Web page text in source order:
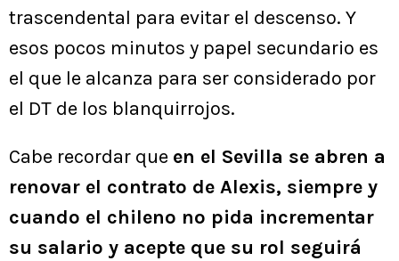
trascendental para evitar el descenso. Y
esos pocos minutos y papel secundario es
el que le alcanza para ser considerado por
el DT de los blanquirrojos.
Cabe recordar que en el Sevilla se abren a
renovar el contrato de Alexis, siempre y
cuando el chileno no pida incrementar
su salario y acepte que su rol seguirá